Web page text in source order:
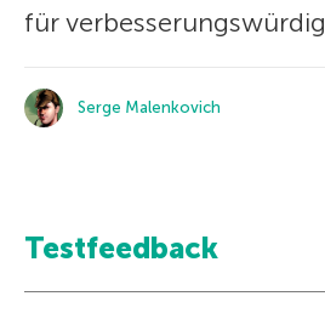
für verbesserungswürdig
Serge Malenkovich
Testfeedback